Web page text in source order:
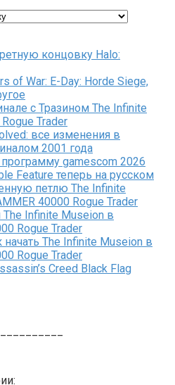
концовку Halo:
of War: E-Day: Horde Siege,
с Тразином The Infinite
Trader
все изменения в
2001 года
gamescom 2026
Feature теперь на русском
петлю The Infinite
40000 Rogue Trader
Infinite Museion в
Rogue Trader
The Infinite Museion в
Rogue Trader
Creed Black Flag